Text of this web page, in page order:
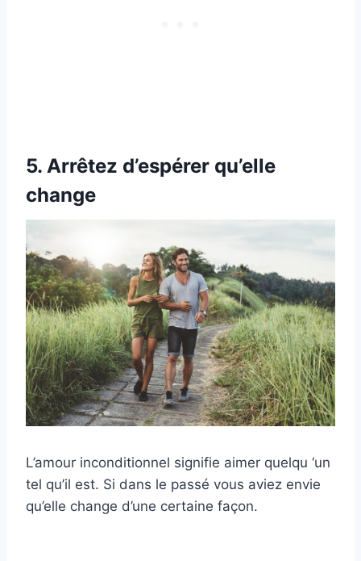
5. Arrêtez d’espérer qu’elle
change
L’amour inconditionnel signifie aimer quelqu ‘un
tel qu’il est. Si dans le passé vous aviez envie
qu’elle change d’une certaine façon.